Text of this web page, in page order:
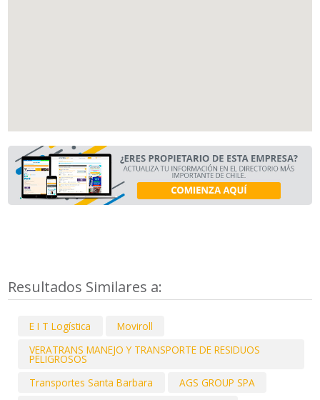
Resultados Similares a:
E I T Logística
Moviroll
VERATRANS MANEJO Y TRANSPORTE DE RESIDUOS
PELIGROSOS
Transportes Santa Barbara
AGS GROUP SPA